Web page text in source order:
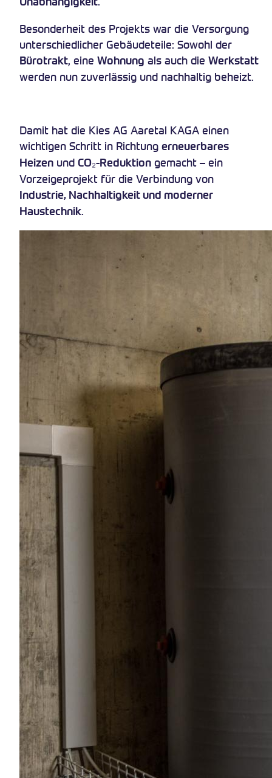
Besonderheit des Projekts war die Versorgung
unterschiedlicher Gebäudeteile: Sowohl der
Bürotrakt, eine Wohnung als auch die Werkstatt
werden nun zuverlässig und nachhaltig beheizt.
Damit hat die Kies AG Aaretal KAGA einen
wichtigen Schritt in Richtung erneuerbares
Heizen und CO₂-Reduktion gemacht – ein
Vorzeigeprojekt für die Verbindung von
Industrie, Nachhaltigkeit und moderner
Haustechnik.